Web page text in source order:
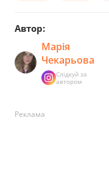
Автор:
Марія
Чекарьова
Слідкуй за
автором
Реклама